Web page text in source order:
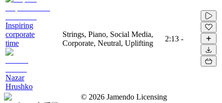
Inspiring
corporate
time
Nazar
Hrushko
Strings, Piano, Social Media,
Corporate, Neutral, Uplifting
2:13 -
© 2026 Jamendo Licensing